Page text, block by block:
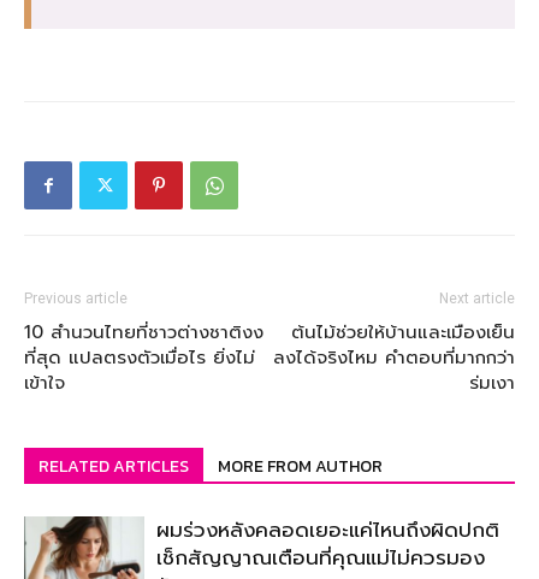
Previous article
10 สำนวนไทยที่ชาวต่างชาติงง
ที่สุด แปลตรงตัวเมื่อไร ยิ่งไม่
เข้าใจ
Next article
ต้นไม้ช่วยให้บ้านและเมืองเย็น
ลงได้จริงไหม คำตอบที่มากกว่า
ร่มเงา
RELATED ARTICLES MORE FROM AUTHOR
ผมร่วงหลังคลอดเยอะแค่ไหนถึงผิดปกติ
เช็กสัญญาณเตือนที่คุณแม่ไม่ควรมอง